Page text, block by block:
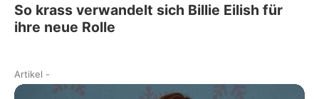
So krass verwandelt sich Billie Eilish für
ihre neue Rolle
Artikel -